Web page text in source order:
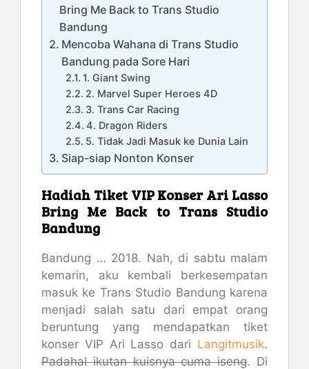
Bring Me Back to Trans Studio
Bandung
Mencoba Wahana di Trans Studio
Bandung pada Sore Hari
1. Giant Swing
2. Marvel Super Heroes 4D
3. Trans Car Racing
4. Dragon Riders
5. Tidak Jadi Masuk ke Dunia Lain
Siap-siap Nonton Konser
Hadiah Tiket VIP Konser Ari Lasso
Bring Me Back to Trans Studio
Bandung
Bandung … 2018. Nah, di sabtu malam
kemarin, aku kembali berkesempatan
masuk ke Trans Studio Bandung karena
menjadi salah satu dari empat orang
beruntung yang mendapatkan tiket
konser VIP Ari Lasso dari Langitmusik.
Padahal ikutan kuisnya cuma iseng. Di